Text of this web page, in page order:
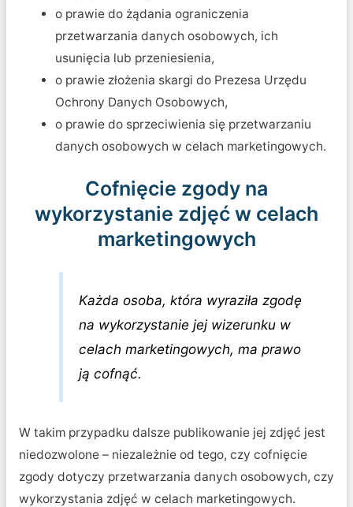
o prawie do żądania ograniczenia
przetwarzania danych osobowych, ich
usunięcia lub przeniesienia,
o prawie złożenia skargi do Prezesa Urzędu
Ochrony Danych Osobowych,
o prawie do sprzeciwienia się przetwarzaniu
danych osobowych w celach marketingowych.
Cofnięcie zgody na
wykorzystanie zdjęć w celach
marketingowych
Każda osoba, która wyraziła zgodę
na wykorzystanie jej wizerunku w
celach marketingowych, ma prawo
ją cofnąć.
W takim przypadku dalsze publikowanie jej zdjęć jest
niedozwolone – niezależnie od tego, czy cofnięcie
zgody dotyczy przetwarzania danych osobowych, czy
wykorzystania zdjęć w celach marketingowych.